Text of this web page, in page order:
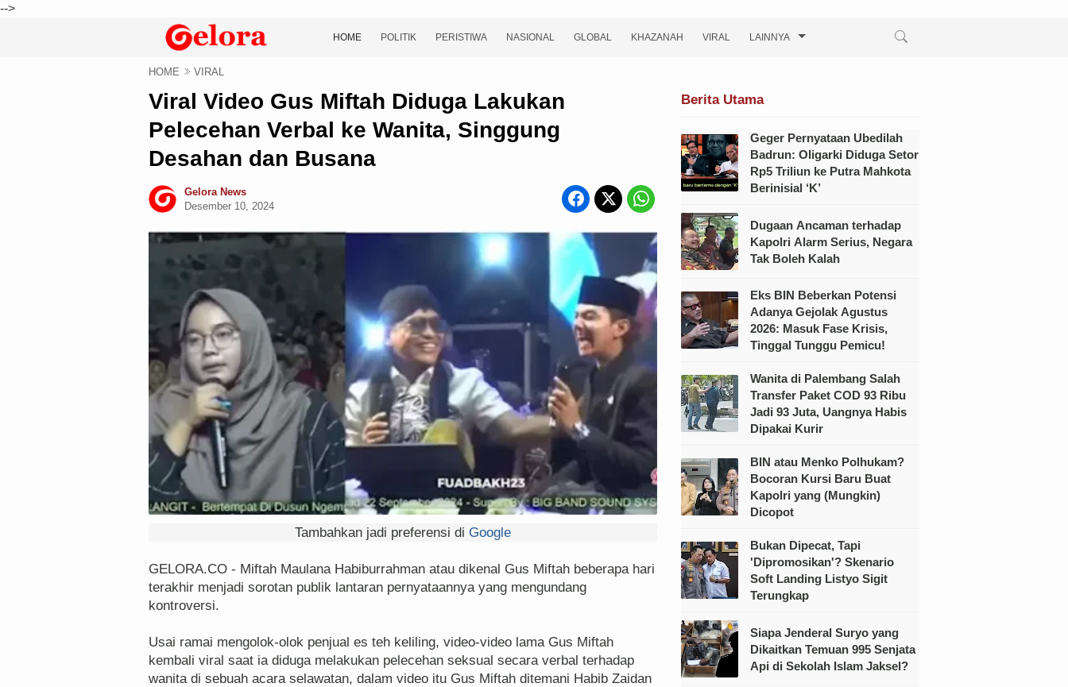
-->
HOME POLITIK PERISTIWA NASIONAL GLOBAL KHAZANAH VIRAL LAINNYA
HOME VIRAL
Viral Video Gus Miftah Diduga Lakukan
Pelecehan Verbal ke Wanita, Singgung
Desahan dan Busana
Gelora News
Desember 10, 2024
Tambahkan jadi preferensi di Google
GELORA.CO - Miftah Maulana Habiburrahman atau dikenal Gus Miftah beberapa hari
terakhir menjadi sorotan publik lantaran pernyataannya yang mengundang
kontroversi.
Usai ramai mengolok-olok penjual es teh keliling, video-video lama Gus Miftah
kembali viral saat ia diduga melakukan pelecehan seksual secara verbal terhadap
wanita di sebuah acara selawatan, dalam video itu Gus Miftah ditemani Habib Zaidan
Berita Utama
Geger Pernyataan Ubedilah
Badrun: Oligarki Diduga Setor
Rp5 Triliun ke Putra Mahkota
Berinisial ‘K’
Dugaan Ancaman terhadap
Kapolri Alarm Serius, Negara
Tak Boleh Kalah
Eks BIN Beberkan Potensi
Adanya Gejolak Agustus
2026: Masuk Fase Krisis,
Tinggal Tunggu Pemicu!
Wanita di Palembang Salah
Transfer Paket COD 93 Ribu
Jadi 93 Juta, Uangnya Habis
Dipakai Kurir
BIN atau Menko Polhukam?
Bocoran Kursi Baru Buat
Kapolri yang (Mungkin)
Dicopot
Bukan Dipecat, Tapi
'Dipromosikan'? Skenario
Soft Landing Listyo Sigit
Terungkap
Siapa Jenderal Suryo yang
Dikaitkan Temuan 995 Senjata
Api di Sekolah Islam Jaksel?